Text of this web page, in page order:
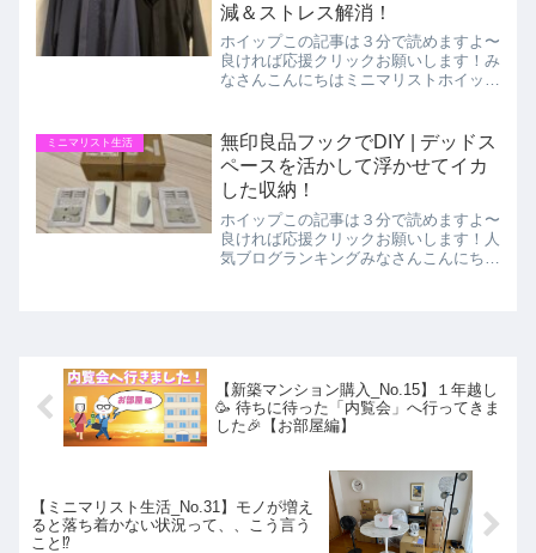
減＆ストレス解消！
ホイップこの記事は３分で読めますよ〜
良ければ応援クリックお願いします！み
なさんこんにちはミニマリストホイップ
えしたりと季節の変わり目を感じる今日
この頃です。今回はシャツ...
ミニマリスト生活
無印良品フックでDIY | デッドス
ペースを活かして浮かせてイカ
した収納！
ホイップこの記事は３分で読めますよ〜
良ければ応援クリックお願いします！人
気ブログランキングみなさんこんにちは
【新築マンション購入_No.15】１年越し
🥳 待ちに待った「内覧会」へ行ってきま
した🎉【お部屋編】
【ミニマリスト生活_No.31】モノが増え
ると落ち着かない状況って、、こう言う
こと⁉️